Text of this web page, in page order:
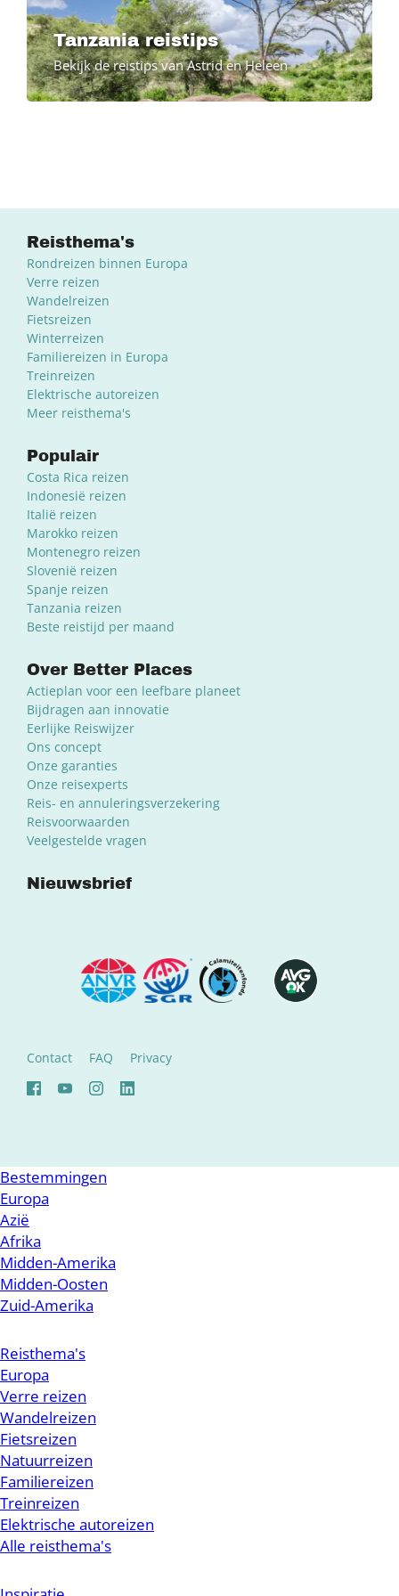
Tanzania reistips
Bekijk de reistips van Astrid en Heleen
Reisthema's
Rondreizen binnen Europa
Verre reizen
Wandelreizen
Fietsreizen
Winterreizen
Familiereizen in Europa
Treinreizen
Elektrische autoreizen
Meer reisthema's
Populair
Costa Rica reizen
Indonesië reizen
Italië reizen
Marokko reizen
Montenegro reizen
Slovenië reizen
Spanje reizen
Tanzania reizen
Beste reistijd per maand
Over Better Places
Actieplan voor een leefbare planeet
Bijdragen aan innovatie
Eerlijke Reiswijzer
Ons concept
Onze garanties
Onze reisexperts
Reis- en annuleringsverzekering
Reisvoorwaarden
Veelgestelde vragen
Nieuwsbrief
Contact FAQ Privacy
Bestemmingen
Europa
Azië
Afrika
Midden-Amerika
Midden-Oosten
Zuid-Amerika
Reisthema's
Europa
Verre reizen
Wandelreizen
Fietsreizen
Natuurreizen
Familiereizen
Treinreizen
Elektrische autoreizen
Alle reisthema's